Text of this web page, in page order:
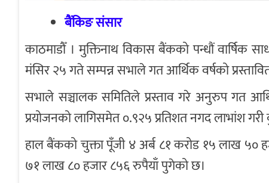
बैंकिङ संसार
काठमाडौँ । मुक्तिनाथ विकास बैंकको पन्धौं वार्षिक
मंसिर २५ गते सम्पन्न सभाले गत आर्थिक वर्षको
सभाले सञ्चालक समितिले प्रस्ताव गरे अनुरुप गत
प्रयोजनको लागिसमेत ०.९२५ प्रतिशत नगद लाभांश
हाल बैंकको चुक्ता पूँजी ४ अर्ब ८१ करोड १५ लाख ५०
७१ लाख ८० हजार ८५६ रुपैयाँ पुगेको छ।